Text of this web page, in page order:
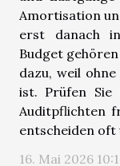
Amortisation
erst danach
Budget
dazu, weil
ist. Prüfen Sie
Auditpflichten
entscheiden
16. Mai 2026